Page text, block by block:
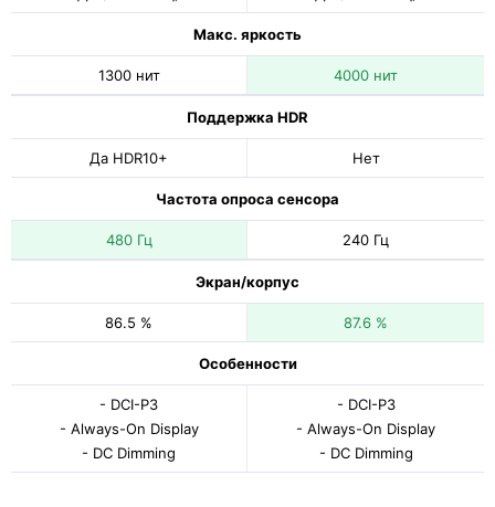
Макс. яркость
1300 нит 4000 нит
Поддержка HDR
Да HDR10+ Нет
Частота опроса сенсора
480 Гц 240 Гц
Экран/корпус
86.5 % 87.6 %
Особенности
- DCI-P3
- Always-On Display
- DC Dimming
- DCI-P3
- Always-On Display
- DC Dimming